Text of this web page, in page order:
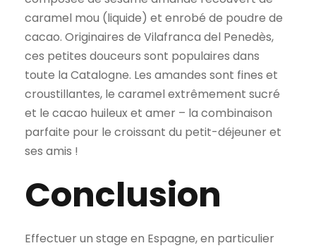
caramel mou (liquide) et enrobé de poudre de
cacao. Originaires de Vilafranca del Penedès,
ces petites douceurs sont populaires dans
toute la Catalogne. Les amandes sont fines et
croustillantes, le caramel extrêmement sucré
et le cacao huileux et amer – la combinaison
parfaite pour le croissant du petit-déjeuner et
ses amis !
Conclusion
Effectuer un stage en Espagne, en particulier